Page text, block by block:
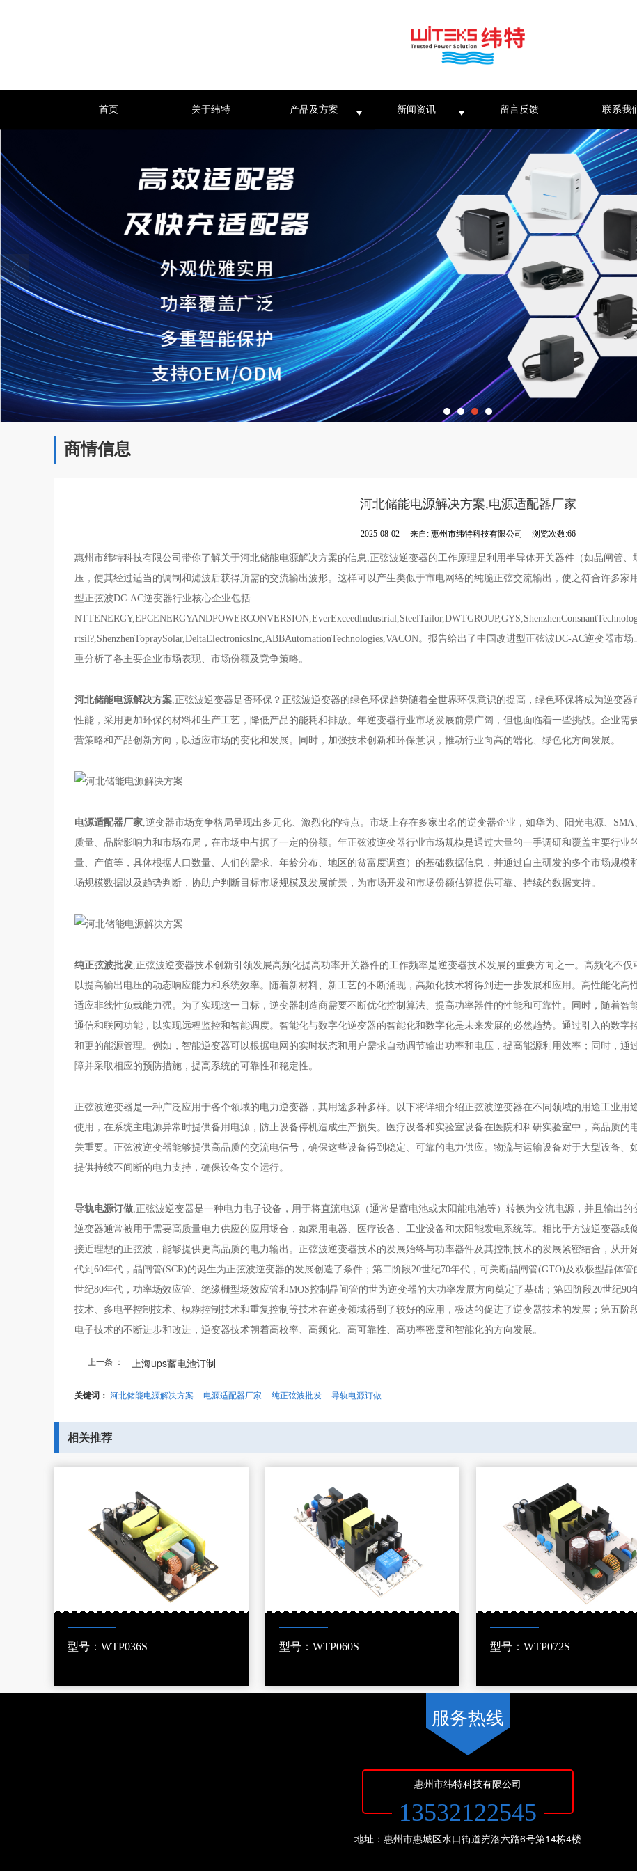
首页 关于纬特 产品及方案 新闻资讯 留言反馈 联系我
商情信息
河北储能电源解决方案,电源适配器厂家
2025-08-02 来自: 惠州市纬特科技有限公司 浏览次数:66
惠州市纬特科技有限公司带你了解关于河北储能电源解决方案的信息,正弦波逆变器的工作原理是利用半导体开关器件（如晶闸管
压，使其经过适当的调制和滤波后获得所需的交流输出波形。这样可以产生类似于市电网络的纯脆正弦交流输出，使之符合许多
型正弦波DC-AC逆变器行业核心企业包括
rtsil?,ShenzhenTopraySolar,DeltaElectronicsInc,ABBAutomationTechnologies,VACON。报告给出了中国改进型正弦波DC-AC逆变器
重分析了各主要企业市场表现、市场份额及竞争策略。
河北储能电源解决方案,正弦波逆变器是否环保？正弦波逆变器的绿色环保趋势随着全世界环保意识的提高，绿色环保将成为逆变
性能，采用更加环保的材料和生产工艺，降低产品的能耗和排放。年逆变器行业市场发展前景广阔，但也面临着一些挑战。企业需
营策略和产品创新方向，以适应市场的变化和发展。同时，加强技术创新和环保意识，推动行业向高的端化、绿色化方向发展。
电源适配器厂家,逆变器市场竞争格局呈现出多元化、激烈化的特点。市场上存在多家出名的逆变器企业，如华为、阳光电源、
质量、品牌影响力和市场布局，在市场中占据了一定的份额。年正弦波逆变器行业市场规模是通过大量的一手调研和覆盖主要行
量、产值等，具体根据人口数量、人们的需求、年龄分布、地区的贫富度调查）的基础数据信息，并通过自主研发的多个市场规模
场规模数据以及趋势判断，协助户判断目标市场规模及发展前景，为市场开发和市场份额估算提供可靠、持续的数据支持。
纯正弦波批发,正弦波逆变器技术创新引领发展高频化提高功率开关器件的工作频率是逆变器技术发展的重要方向之一。高频化不
以提高输出电压的动态响应能力和系统效率。随着新材料、新工艺的不断涌现，高频化技术将得到进一步发展和应用。高性能化高
适应非线性负载能力强。为了实现这一目标，逆变器制造商需要不断优化控制算法、提高功率器件的性能和可靠性。同时，随着智
通信和联网功能，以实现远程监控和智能调度。智能化与数字化逆变器的智能化和数字化是未来发展的必然趋势。通过引入的数字
和更的能源管理。例如，智能逆变器可以根据电网的实时状态和用户需求自动调节输出功率和电压，提高能源利用效率；同时，通
障并采取相应的预防措施，提高系统的可靠性和稳定性。
正弦波逆变器是一种广泛应用于各个领域的电力逆变器，其用途多种多样。以下将详细介绍正弦波逆变器在不同领域的用途工业用
使用，在系统主电源异常时提供备用电源，防止设备停机造成生产损失。医疗设备和实验室设备在医院和科研实验室中，高品质的
关重要。正弦波逆变器能够提供高品质的交流电信号，确保这些设备得到稳定、可靠的电力供应。物流与运输设备对于大型设备
提供持续不间断的电力支持，确保设备安全运行。
导轨电源订做,正弦波逆变器是一种电力电子设备，用于将直流电源（通常是蓄电池或太阳能电池等）转换为交流电源，并且输出
逆变器通常被用于需要高质量电力供应的应用场合，如家用电器、医疗设备、工业设备和太阳能发电系统等。相比于方波逆变器或
接近理想的正弦波，能够提供更高品质的电力输出。正弦波逆变器技术的发展始终与功率器件及其控制技术的发展紧密结合，从开
代到60年代，晶闸管(SCR)的诞生为正弦波逆变器的发展创造了条件；第二阶段20世纪70年代，可关断晶闸管(GTO)及双极型晶体
世纪80年代，功率场效应管、绝缘栅型场效应管和MOS控制晶间管的世为逆变器的大功率发展方向奠定了基础；第四阶段20世纪
技术、多电平控制技术、模糊控制技术和重复控制等技术在逆变领域得到了较好的应用，极达的促进了逆变器技术的发展；第五阶
电子技术的不断进步和改进，逆变器技术朝着高校率、高频化、高可靠性、高功率密度和智能化的方向发展。
上一条 ： 上海ups蓄电池订制
关键词： 河北储能电源解决方案 电源适配器厂家 纯正弦波批发 导轨电源订做
相关推荐
型号：WTP036S 型号：WTP060S 型号：WTP072S
服务热线
惠州市纬特科技有限公司
13532122545
地址：惠州市惠城区水口街道岃洛六路6号第14栋4楼